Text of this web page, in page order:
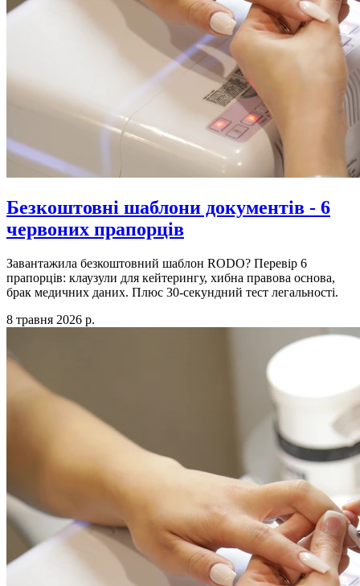
Безкоштовні шаблони документів - 6
червоних прапорців
Завантажила безкоштовний шаблон RODO? Перевір 6
прапорців: клаузули для кейтерингу, хибна правова основа,
брак медичних даних. Плюс 30-секундний тест легальності.
8 травня 2026 р.